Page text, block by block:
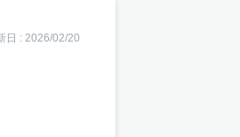
日 : 2026/02/20